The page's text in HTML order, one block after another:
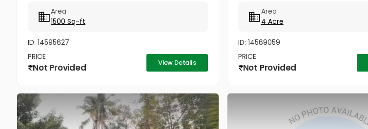
Area
1500 Sq-ft
ID: 14595627
PRICE
Not Provided View Details
Area
4 Acre
ID: 14569059
PRICE
Not Provided